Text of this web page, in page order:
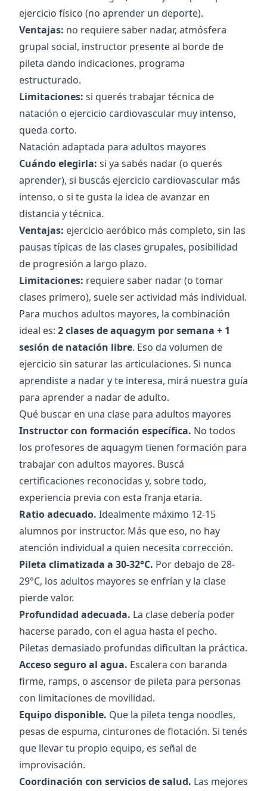
ejercicio físico (no aprender un deporte).
Ventajas: no requiere saber nadar, atmósfera
grupal social, instructor presente al borde de
pileta dando indicaciones, programa
estructurado.
Limitaciones: si querés trabajar técnica de
natación o ejercicio cardiovascular muy intenso,
queda corto.
Natación adaptada para adultos mayores
Cuándo elegirla: si ya sabés nadar (o querés
aprender), si buscás ejercicio cardiovascular más
intenso, o si te gusta la idea de avanzar en
distancia y técnica.
Ventajas: ejercicio aeróbico más completo, sin las
pausas típicas de las clases grupales, posibilidad
de progresión a largo plazo.
Limitaciones: requiere saber nadar (o tomar
clases primero), suele ser actividad más individual.
Para muchos adultos mayores, la combinación
ideal es: 2 clases de aquagym por semana + 1
sesión de natación libre. Eso da volumen de
ejercicio sin saturar las articulaciones. Si nunca
aprendiste a nadar y te interesa, mirá nuestra guía
para aprender a nadar de adulto.
Qué buscar en una clase para adultos mayores
Instructor con formación específica. No todos
los profesores de aquagym tienen formación para
trabajar con adultos mayores. Buscá
certificaciones reconocidas y, sobre todo,
experiencia previa con esta franja etaria.
Ratio adecuado. Idealmente máximo 12-15
alumnos por instructor. Más que eso, no hay
atención individual a quien necesita corrección.
Pileta climatizada a 30-32°C. Por debajo de 28-
29°C, los adultos mayores se enfrían y la clase
pierde valor.
Profundidad adecuada. La clase debería poder
hacerse parado, con el agua hasta el pecho.
Piletas demasiado profundas dificultan la práctica.
Acceso seguro al agua. Escalera con baranda
firme, ramps, o ascensor de pileta para personas
con limitaciones de movilidad.
Equipo disponible. Que la pileta tenga noodles,
pesas de espuma, cinturones de flotación. Si tenés
que llevar tu propio equipo, es señal de
improvisación.
Coordinación con servicios de salud. Las mejores